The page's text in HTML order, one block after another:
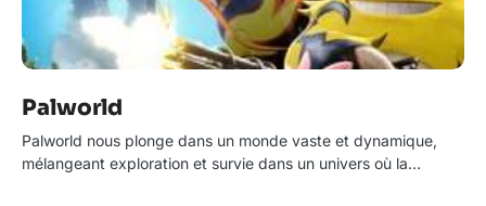
Palworld
Palworld nous plonge dans un monde vaste et dynamique,
mélangeant exploration et survie dans un univers où la…